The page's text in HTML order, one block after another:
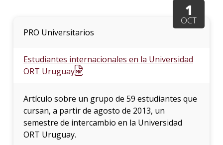
1
OCT
PRO Universitarios
Estudiantes internacionales en la Universidad
ORT Uruguay
Artículo sobre un grupo de 59 estudiantes que
cursan, a partir de agosto de 2013, un
semestre de intercambio en la Universidad
ORT Uruguay.